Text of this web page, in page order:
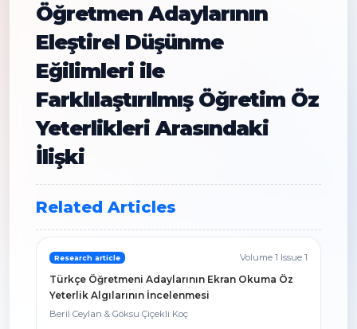
Öğretmen Adaylarının
Eleştirel Düşünme
Eğilimleri ile
Farklılaştırılmış Öğretim Öz
Yeterlikleri Arasındaki
İlişki
Related Articles
Research article Volume 1 Issue 1
Türkçe Öğretmeni Adaylarının Ekran Okuma Öz
Yeterlik Algılarının İncelenmesi
Beril Ceylan & Göksu Çiçekli Koç